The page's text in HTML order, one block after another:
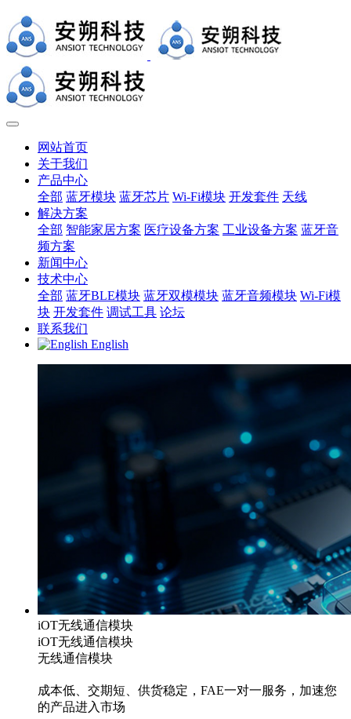
网站首页
关于我们
产品中心
全部 蓝牙模块 蓝牙芯片 Wi-Fi模块 开发套件 天线
解决方案
全部 智能家居方案 医疗设备方案 工业设备方案 蓝牙音
频方案
新闻中心
技术中心
全部 蓝牙BLE模块 蓝牙双模模块 蓝牙音频模块 Wi-Fi模
块 开发套件 调试工具 论坛
联系我们
English
iOT无线通信模块
iOT无线通信模块
无线通信模块
成本低、交期短、供货稳定，FAE一对一服务，加速您
的产品进入市场